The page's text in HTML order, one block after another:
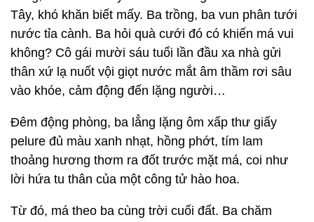
Tây, khó khăn biết mấy. Ba trồng, ba vun phân tưới
nước tỉa cành. Ba hỏi quà cưới đó có khiến má vui
không? Cô gái mười sáu tuổi lần đầu xa nhà gửi
thân xứ lạ nuốt vội giọt nước mắt âm thầm rơi sâu
vào khóe, cảm động đến lặng người…
Đêm động phòng, ba lẳng lặng ôm xấp thư giấy
pelure đủ màu xanh nhạt, hồng phớt, tím lam
thoảng hương thơm ra đốt trước mặt má, coi như
lời hứa tu thân của một công tử hào hoa.
Từ đó, má theo ba cùng trời cuối đất. Ba chăm